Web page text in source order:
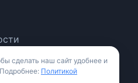
сделать наш сайт удобнее и
Политикой